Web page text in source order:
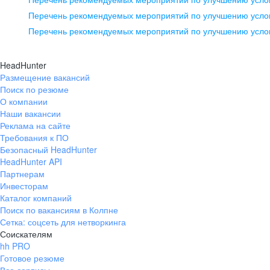
pr@ural.hh.ru
помещение 21
+7 383 207-94-64
pr@nsk.hh.ru
Перечень рекомендуемых мероприятий по улучшению
Перечень рекомендуемых мероприятий по улучшению
HeadHunter
Размещение вакансий
Поиск по резюме
О компании
Наши вакансии
Реклама на сайте
Требования к ПО
Безопасный HeadHunter
HeadHunter API
Партнерам
Инвесторам
Каталог компаний
Поиск по вакансиям в Колпне
Сетка: соцсеть для нетворкинга
Соискателям
hh PRO
Готовое резюме